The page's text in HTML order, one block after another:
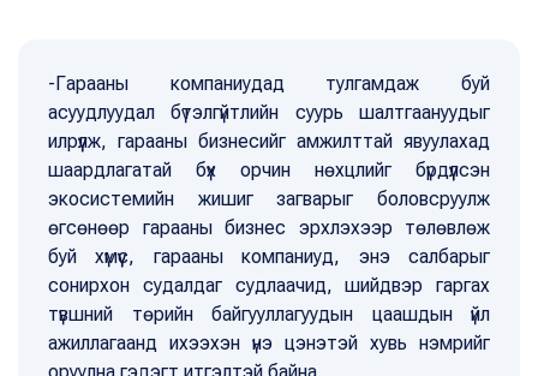
-Гарааны компаниудад тулгамдаж буй
асуудлуудал бүтэлгүйтлийн суурь шалтгаануудыг
илрүүлж, гарааны бизнесийг амжилттай явуулахад
шаардлагатай бүх орчин нөхцлийг бүрдүүлсэн
экосистемийн жишиг загварыг боловсруулж
өгсөнөөр гарааны бизнес эрхлэхээр төлөвлөж
буй хүмүүс, гарааны компаниуд, энэ салбарыг
сонирхон судалдаг судлаачид, шийдвэр гаргах
түвшний төрийн байгууллагуудын цаашдын үйл
ажиллагаанд ихээхэн үнэ цэнэтэй хувь нэмрийг